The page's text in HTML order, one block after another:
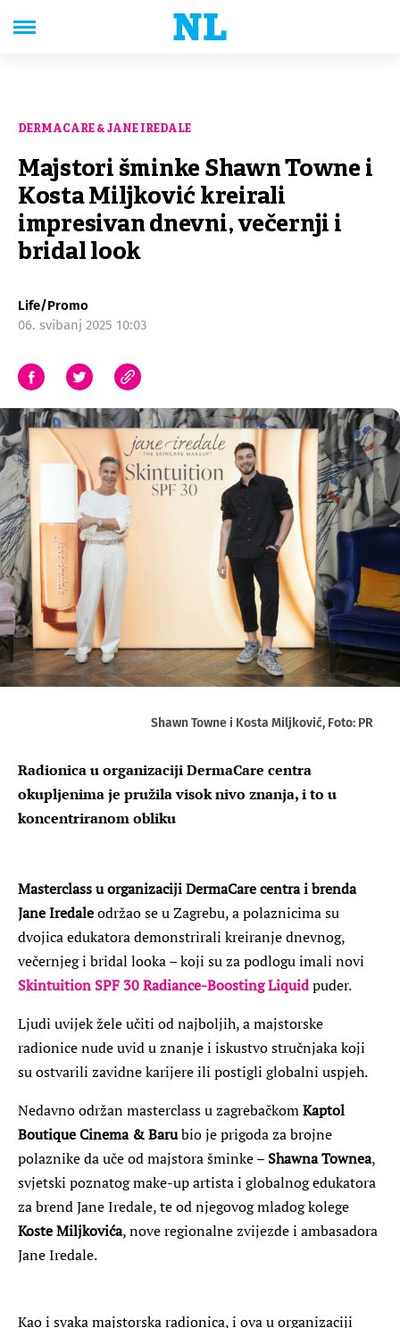
DERMACARE & JANE IREDALE
Majstori šminke Shawn Towne i
Kosta Miljković kreirali
impresivan dnevni, večernji i
bridal look
Life/Promo
06. svibanj 2025 10:03
Shawn Towne i Kosta Miljković, Foto: PR
Radionica u organizaciji DermaCare centra
okupljenima je pružila visok nivo znanja, i to u
koncentriranom obliku
Masterclass u organizaciji DermaCare centra i brenda
Jane Iredaleodržao se u Zagrebu, a polaznicima su
dvojica edukatora demonstrirali kreiranje dnevnog,
večernjeg i bridal looka – koji su za podlogu imali novi
Skintuition SPF 30 Radiance-Boosting Liquidpuder.
Ljudi uvijek žele učiti od najboljih, a majstorske
radionice nude uvid u znanje i iskustvo stručnjaka koji
su ostvarili zavidne karijere ili postigli globalni uspjeh.
Nedavno održan masterclass u zagrebačkomKaptol
Boutique Cinema & Barubio je prigoda za brojne
polaznike da uče od majstora šminke – Shawna Townea,
svjetski poznatog make-up artista i globalnog edukatora
za brend Jane Iredale, te od njegovog mladog kolege
Koste Miljkovića, nove regionalne zvijezde i ambasadora
Jane Iredale.
Kao i svaka majstorska radionica, i ova u organizaciji